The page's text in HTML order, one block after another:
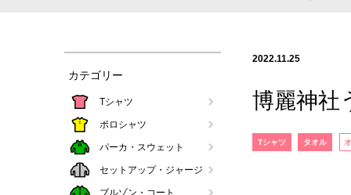
カテゴリー
Tシャツ
ポロシャツ
パーカ・スウェット
セットアップ・ジャージ
ブルゾン・コート
2022.11.25
博麗神社
Tシャツ タオル